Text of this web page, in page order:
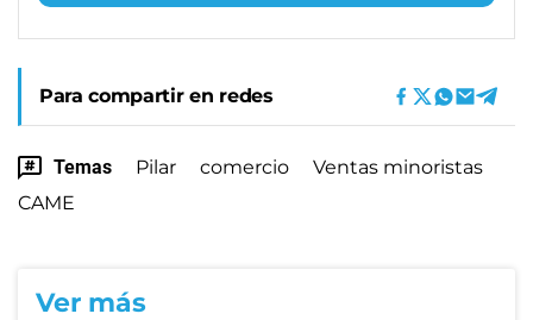
Para compartir en redes
Temas Pilar comercio
Ventas minoristas
CAME
Ver más